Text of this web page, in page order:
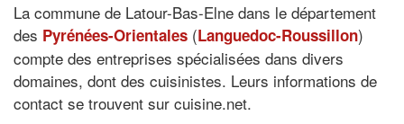
La commune de Latour-Bas-Elne dans le département
des Pyrénées-Orientales (Languedoc-Roussillon)
compte des entreprises spécialisées dans divers
domaines, dont des cuisinistes. Leurs informations de
contact se trouvent sur cuisine.net.